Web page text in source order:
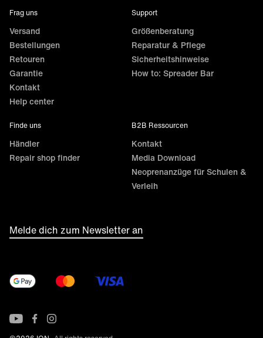
Frag uns
Versand
Bestellungen
Retouren
Garantie
Kontakt
Help center
Support
Größenberatung
Reparatur & Pflege
Sicherheitshinweise
How to: Spreader Bar
Finde uns
Händler
Repair shop finder
B2B Ressourcen
Kontakt
Media Download
Neoprenanzüge für Schulen &
Verleih
Melde dich zum Newsletter an